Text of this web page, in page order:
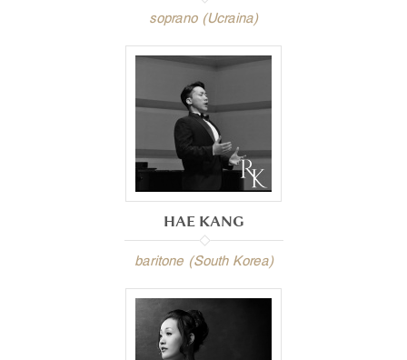
soprano (Ucraina)
HAE KANG
baritone (South Korea)